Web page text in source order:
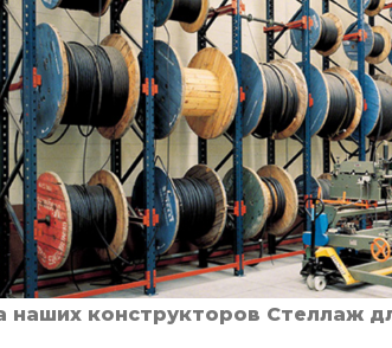
наших конструкторов Стеллаж